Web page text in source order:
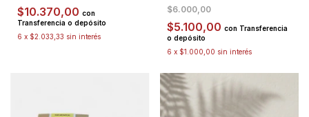
$10.370,00 con
Transferencia o depósito
6 x $2.033,33 sin interés
$6.000,00
$5.100,00 con Transferencia
o depósito
6 x $1.000,00 sin interés